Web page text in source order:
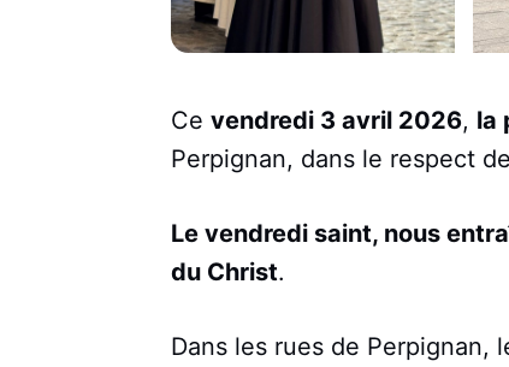
Ce vendredi 3 avril 2026, la
Perpignan, dans le respect
Le vendredi saint, nous
du Christ.
Dans les rues de Perpignan,